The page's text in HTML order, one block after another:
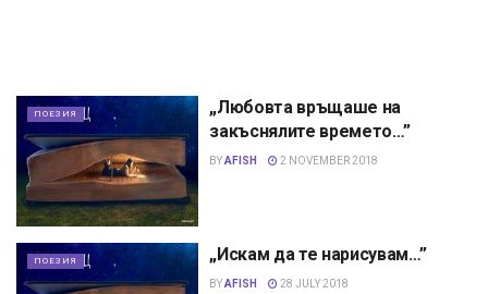
ПОЕЗИЯ
„Любовта връщаше на
закъснялите времето…”
BYAFISH 2 NOVEMBER 2018
ПОЕЗИЯ „Искам да те нарисувам…”
BYAFISH 28 JULY 2018